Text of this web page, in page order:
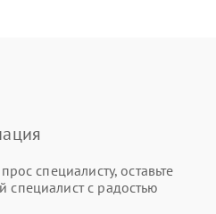
специалисту, оставьте
с радостью